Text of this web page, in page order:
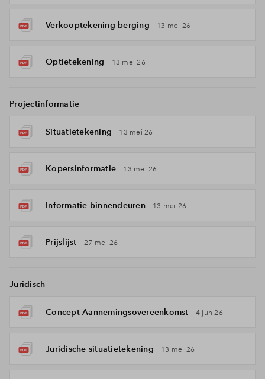
Verkooptekening berging 13 mei 26
Optietekening 13 mei 26
Projectinformatie
Situatietekening 13 mei 26
Kopersinformatie 13 mei 26
Informatie binnendeuren 13 mei 26
Prijslijst 27 mei 26
Juridisch
Concept Aannemingsovereenkomst 4 jun 26
Juridische situatietekening 13 mei 26